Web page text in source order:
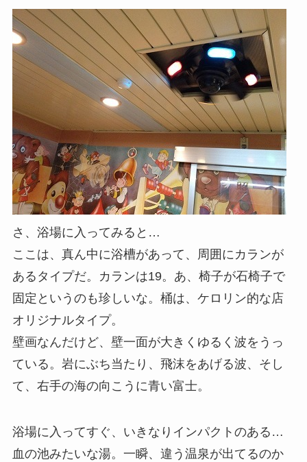
さ、浴場に入ってみると…
ここは、真ん中に浴槽があって、周囲にカランが
あるタイプだ。カランは19。あ、椅子が石椅子で
固定というのも珍しいな。桶は、ケロリン的な店
オリジナルタイプ。
壁画なんだけど、壁一面が大きくゆるく波をうっ
ている。岩にぶち当たり、飛沫をあげる波、そし
て、右手の海の向こうに青い富士。
浴場に入ってすぐ、いきなりインパクトのある…
血の池みたいな湯。一瞬、違う温泉が出てるのか